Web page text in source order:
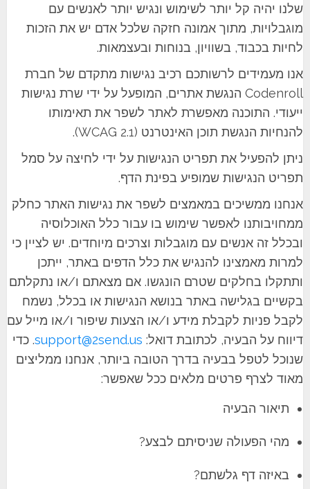
שלנו יהיה קל יותר לשימוש ונגיש יותר לאנשים עם
מוגבלויות, מתוך אמונה חזקה שלכל אדם יש את הזכות
לחיות בכבוד, בשוויון, בנוחות ובעצמאות.
אנו מעמידים לרשותכם רכיב נגישות מתקדם של חברת
Codenroll הנגשת אתרים, המופעל על ידי שרת נגישות
ייעודי. התוכנה מאפשרת לאתר לשפר את תאימותו
להנחיות הנגשת תוכן האינטרנט (WCAG 2.1).
ניתן להפעיל את תפריט הנגישות על ידי לחיצה על סמל
תפריט הנגישות שמופיע בפינת הדף.
אנחנו ממשיכים במאמצים לשפר את נגישות האתר כחלק
ממחויבותנו לאפשר שימוש בו עבור כלל האוכלוסיה
ובכלל זה אנשים עם מוגבלות וצרכים מיוחדים. יש לציין כי
למרות מאמצינו להנגיש את כלל הדפים באתר, ייתכן
ותתקלו בחלקים שטרם הונגשו. אם מצאתם ו/או נתקלתם
בקשיים בגלישה באתר בנושא הנגישות או בכלל, נשמח
לקבל פניות לקבלת מידע ו/או הצעות שיפור ו/או מייל עם
דיווח על הבעיה, לכתובת דואל: support@2send.us. כדי
שנוכל לטפל בבעיה בדרך הטובה ביותר, אנחנו ממליצים
מאוד לצרף פרטים מלאים ככל שאפשר:
תיאור הבעיה
מהי הפעולה שניסיתם לבצע?
באיזה דף גלשתם?